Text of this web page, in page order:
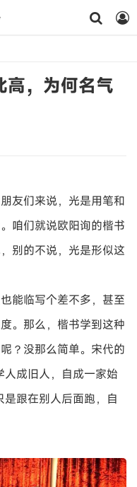
高，为何名气
友们来说，光是用笔和
咱们就说欧阳询的楷书
别的不说，光是形似这
能临写个差不多，甚至
。那么，楷书学到这种
？没那么简单。宋代的
人成旧人，自成一家始
跟在别人后面跑，自